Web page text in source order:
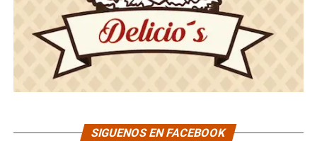
SIGUENOS EN FACEBOOK